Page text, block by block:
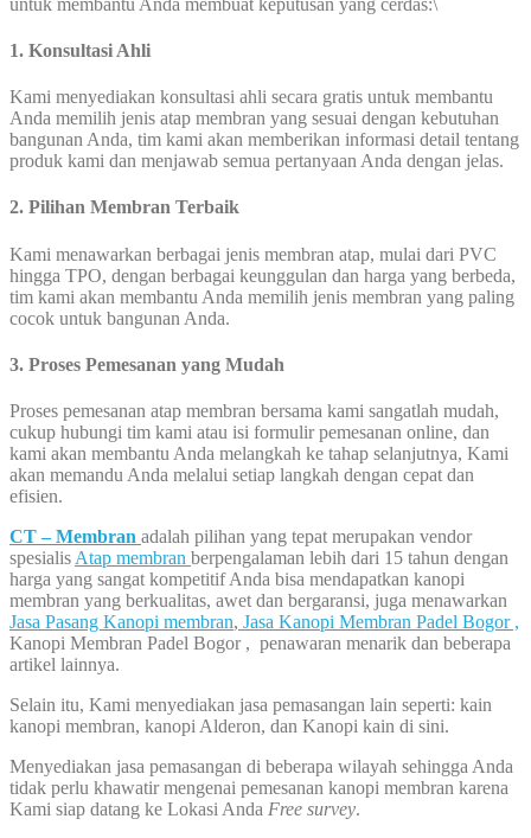
1. Konsultasi Ahli
Kami menyediakan konsultasi ahli secara gratis untuk membantu
Anda memilih jenis atap membran yang sesuai dengan kebutuhan
bangunan Anda, tim kami akan memberikan informasi detail tentang
produk kami dan menjawab semua pertanyaan Anda dengan jelas.
2. Pilihan Membran Terbaik
Kami menawarkan berbagai jenis membran atap, mulai dari PVC
hingga TPO, dengan berbagai keunggulan dan harga yang berbeda,
tim kami akan membantu Anda memilih jenis membran yang paling
cocok untuk bangunan Anda.
3. Proses Pemesanan yang Mudah
Proses pemesanan atap membran bersama kami sangatlah mudah,
cukup hubungi tim kami atau isi formulir pemesanan online, dan
kami akan membantu Anda melangkah ke tahap selanjutnya, Kami
akan memandu Anda melalui setiap langkah dengan cepat dan
efisien.
CT – Membran adalah pilihan yang tepat merupakan vendor
spesialis Atap membran berpengalaman lebih dari 15 tahun dengan
harga yang sangat kompetitif Anda bisa mendapatkan kanopi
membran yang berkualitas, awet dan bergaransi, juga menawarkan
Jasa Pasang Kanopi membran, Jasa Kanopi Membran Padel Bogor ,
Kanopi Membran Padel Bogor , penawaran menarik dan beberapa
artikel lainnya.
Selain itu, Kami menyediakan jasa pemasangan lain seperti: kain
kanopi membran, kanopi Alderon, dan Kanopi kain di sini.
Menyediakan jasa pemasangan di beberapa wilayah sehingga Anda
tidak perlu khawatir mengenai pemesanan kanopi membran karena
Kami siap datang ke Lokasi Anda Free survey.